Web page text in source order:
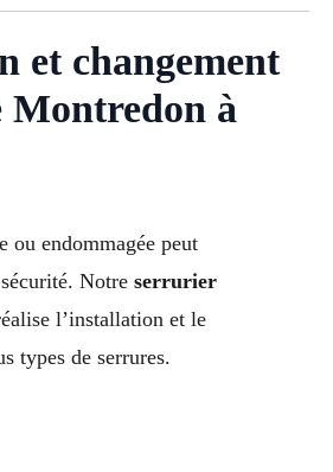
et changement
Montredon à
ou endommagée peut
Notre serrurier
l’installation et le
types de serrures.